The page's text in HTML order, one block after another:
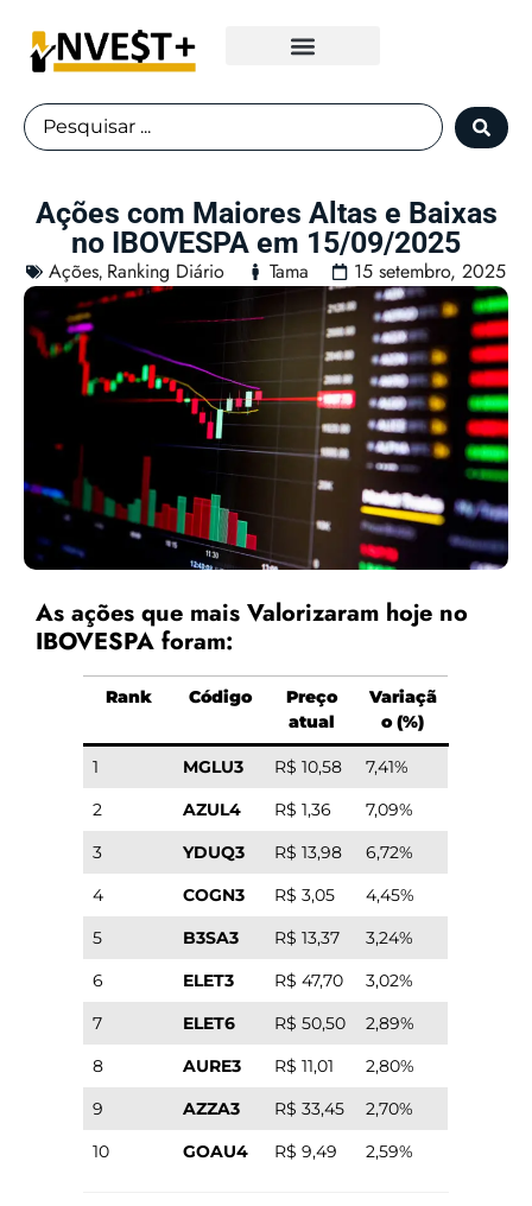
Ações com Maiores Altas e Baixas
no IBOVESPA em 15/09/2025
Ações, Ranking Diário Tama 15 setembro, 2025
As ações que mais Valorizaram hoje no
IBOVESPA foram:
Rank Código
Preço
atual
Variaçã
o (%)
1 MGLU3 R$ 10,58
7,41%
2
AZUL4 R$ 1,36
7,09%
3
YDUQ3 R$ 13,98
6,72%
4
COGN3 R$ 3,05
4,45%
5
B3SA3 R$ 13,37
3,24%
6
ELET3 R$ 47,70
3,02%
7
ELET6 R$ 50,50
2,89%
8
AURE3 R$ 11,01
2,80%
9
AZZA3 R$ 33,45
2,70%
10
GOAU4 R$ 9,49 2,59%